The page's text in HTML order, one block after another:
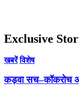
Exclusive
खबरें विशेष
कड़वा सच–कॉकरोच